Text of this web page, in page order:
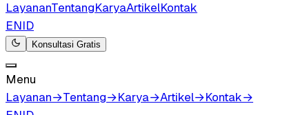
LayananTentangKaryaArtikelKontak
ENID
Konsultasi Gratis
Menu
Layanan→Tentang→Karya→Artikel→Kontak→